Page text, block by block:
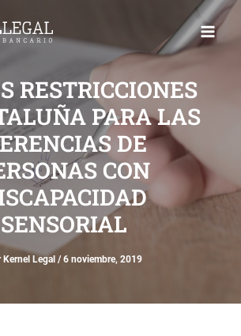
Main
RESTRICCIONES
PARA LAS
DE
CON
SENSORIAL
Kernel Legal /6 noviembre, 2019